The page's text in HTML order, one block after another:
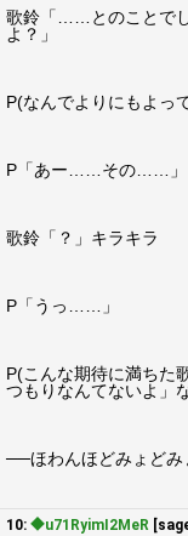
歌鈴「……とのことで
よ？」
P(なんでよりにもよ
P「あー……その……」
歌鈴「？」キラキラ
P「うっ……」
P(こんな期待に満ちた
つもりなんてないよ
──ほわんほどみょど
10: ◆u71RyimI2MeR